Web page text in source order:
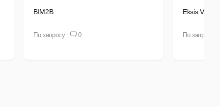
BIM2B
По запросу 0
Eksis Visual
По запросу